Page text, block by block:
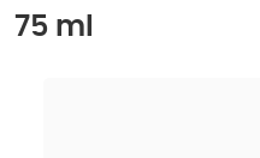
75 ml